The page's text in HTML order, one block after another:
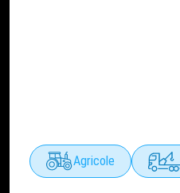
Agricole